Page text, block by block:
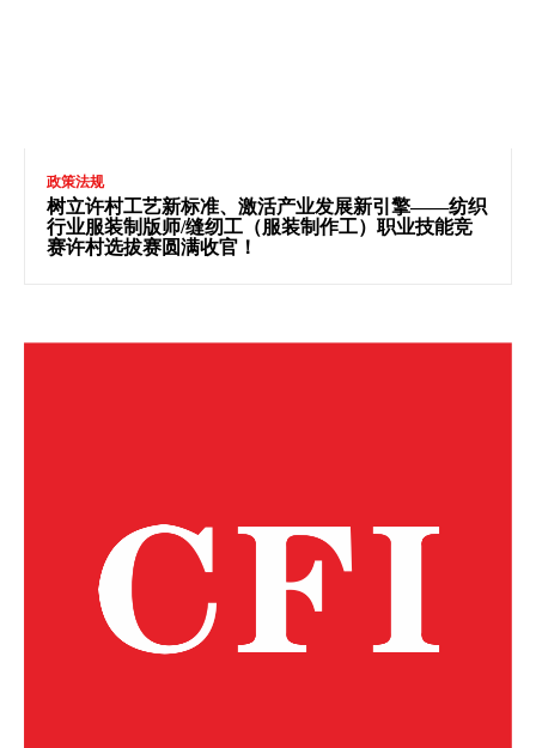
政策法规
树立许村工艺新标准、激活产业发展新引擎——纺织
行业服装制版师/缝纫工（服装制作工）职业技能竞
赛许村选拔赛圆满收官！